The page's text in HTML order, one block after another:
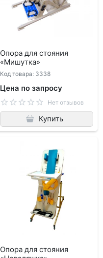
Опора для стояния
«Мишутка»
Код товара: 3338
Цена по запросу
Нет отзывов
Купить
Опора для стояния